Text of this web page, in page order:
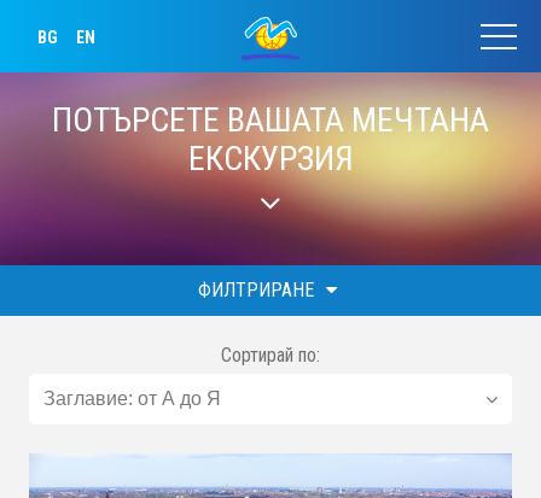
BG EN
ПОТЪРСЕТЕ ВАШАТА МЕЧТАНА
ЕКСКУРЗИЯ
ФИЛТРИРАНЕ
Сортирай по: